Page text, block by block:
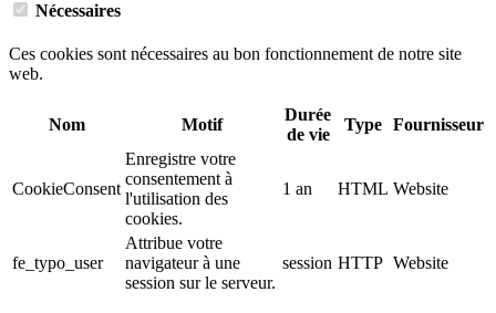
Nécessaires
Ces cookies sont nécessaires au bon fonctionnement de notre site
web.
Nom Motif
Durée
de vie
Type Fournisseur
CookieConsent
Enregistre votre
consentement à
l'utilisation des
cookies.
1 an HTML Website
fe_typo_user
Attribue votre
navigateur à une
session sur le serveur.
session HTTP Website